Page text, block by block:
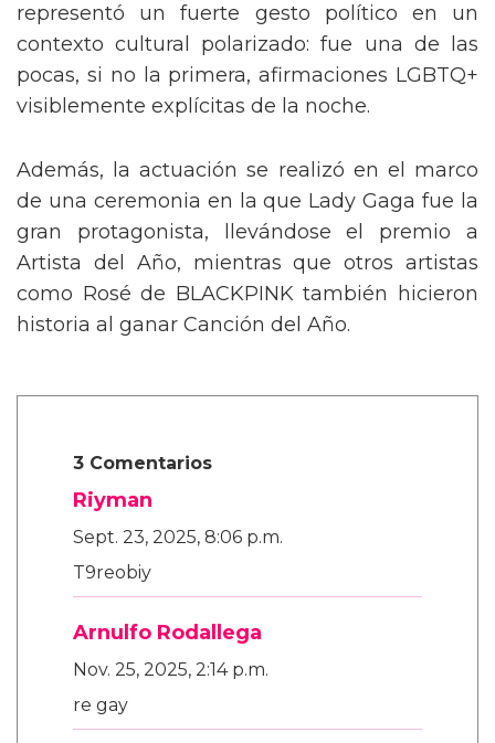
representó un fuerte gesto político en un
contexto cultural polarizado: fue una de las
pocas, si no la primera, afirmaciones LGBTQ+
visiblemente explícitas de la noche.
Además, la actuación se realizó en el marco
de una ceremonia en la que Lady Gaga fue la
gran protagonista, llevándose el premio a
Artista del Año, mientras que otros artistas
como Rosé de BLACKPINK también hicieron
historia al ganar Canción del Año.
3 Comentarios
Riyman
Sept. 23, 2025, 8:06 p.m.
T9reobiy
Arnulfo Rodallega
Nov. 25, 2025, 2:14 p.m.
re gay